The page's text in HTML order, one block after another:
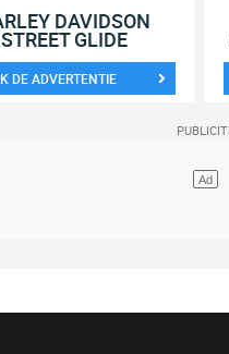
DAVIDSON
STREET GLIDE
DE ADVERTENTIE